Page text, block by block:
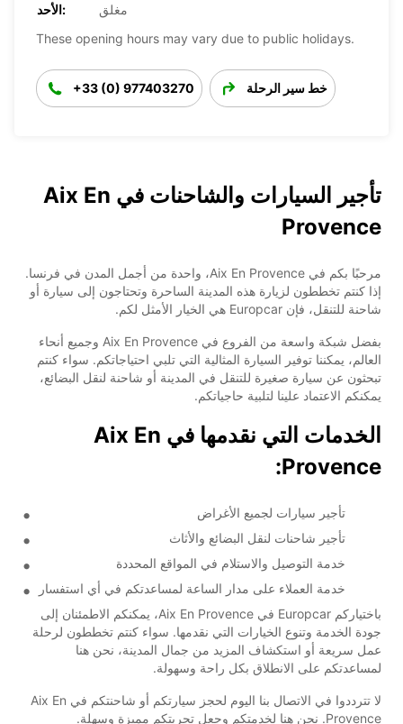
الأحد:
مغلق
These opening hours may vary due to public holidays.
+33 (0) 977403270 خط سير الرحلة
تأجير السيارات والشاحنات في Aix En
Provence
مرحبًا بكم في Aix En Provence، واحدة من أجمل المدن في فرنسا.
إذا كنتم تخططون لزيارة هذه المدينة الساحرة وتحتاجون إلى سيارة أو
شاحنة للتنقل، فإن Europcar هي الخيار الأمثل لكم.
بفضل شبكة واسعة من الفروع في Aix En Provence وجميع أنحاء
العالم، يمكننا توفير السيارة المثالية التي تلبي احتياجاتكم. سواء كنتم
تبحثون عن سيارة صغيرة للتنقل في المدينة أو شاحنة لنقل البضائع،
يمكنكم الاعتماد علينا لتلبية حاجياتكم.
الخدمات التي نقدمها في Aix En
Provence:
تأجير سيارات لجميع الأغراض
تأجير شاحنات لنقل البضائع والأثاث
خدمة التوصيل والاستلام في المواقع المحددة
خدمة العملاء على مدار الساعة لمساعدتكم في أي استفسار
باختياركم Europcar في Aix En Provence، يمكنكم الاطمئنان إلى
جودة الخدمة وتنوع الخيارات التي نقدمها. سواء كنتم تخططون لرحلة
عمل سريعة أو استكشاف المزيد من جمال المدينة، نحن هنا
لمساعدتكم على الانطلاق بكل راحة وسهولة.
لا تترددوا في الاتصال بنا اليوم لحجز سيارتكم أو شاحنتكم في Aix En
Provence. نحن هنا لخدمتكم وجعل تجربتكم مميزة وسهلة.